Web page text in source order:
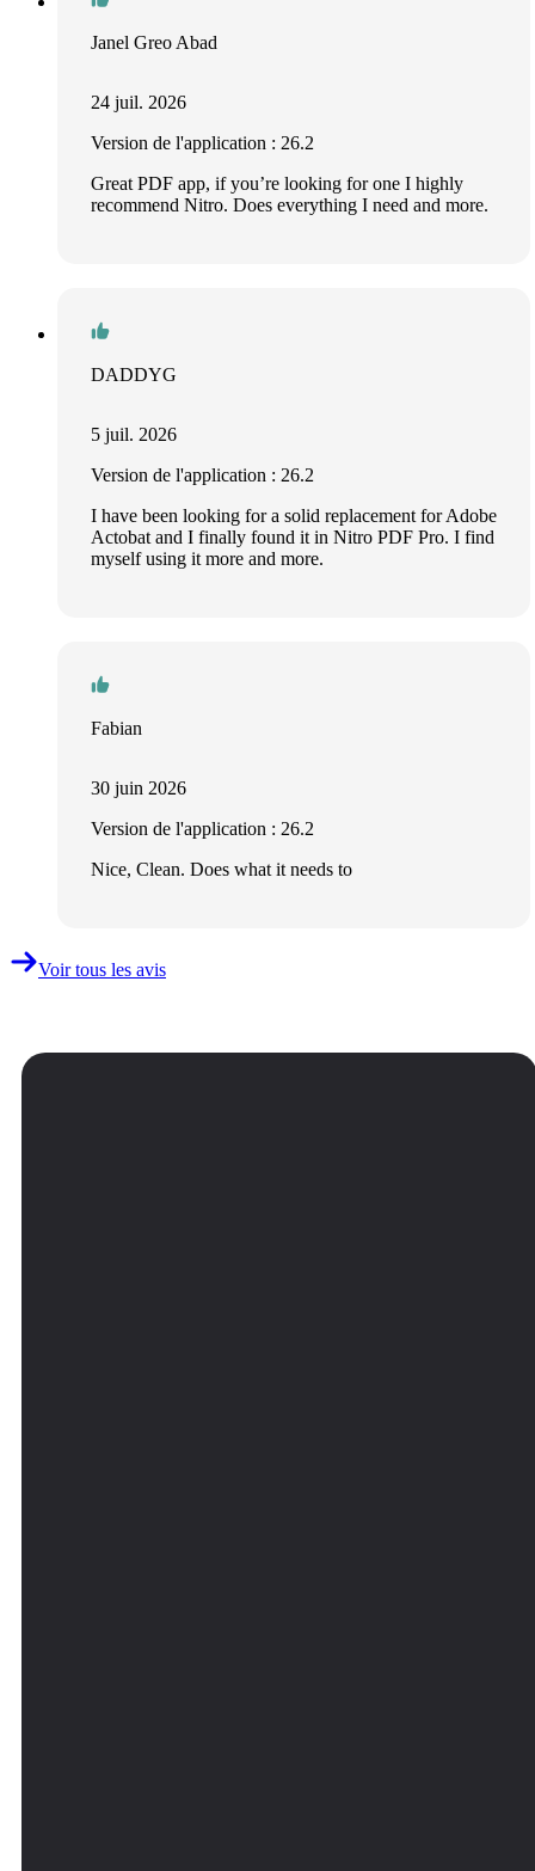
Janel Greo Abad
24 juil. 2026
Version de l'application : 26.2
Great PDF app, if you’re looking for one I highly
recommend Nitro. Does everything I need and more.
DADDYG
5 juil. 2026
Version de l'application : 26.2
I have been looking for a solid replacement for Adobe
Actobat and I finally found it in Nitro PDF Pro. I find
myself using it more and more.
Fabian
30 juin 2026
Version de l'application : 26.2
Nice, Clean. Does what it needs to
Voir tous les avis